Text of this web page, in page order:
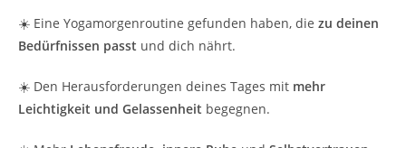
☀️ Eine Yogamorgenroutine gefunden haben, die zu deinen
Bedürfnissen passt und dich nährt.
☀️ Den Herausforderungen deines Tages mit mehr
Leichtigkeit und Gelassenheit begegnen.